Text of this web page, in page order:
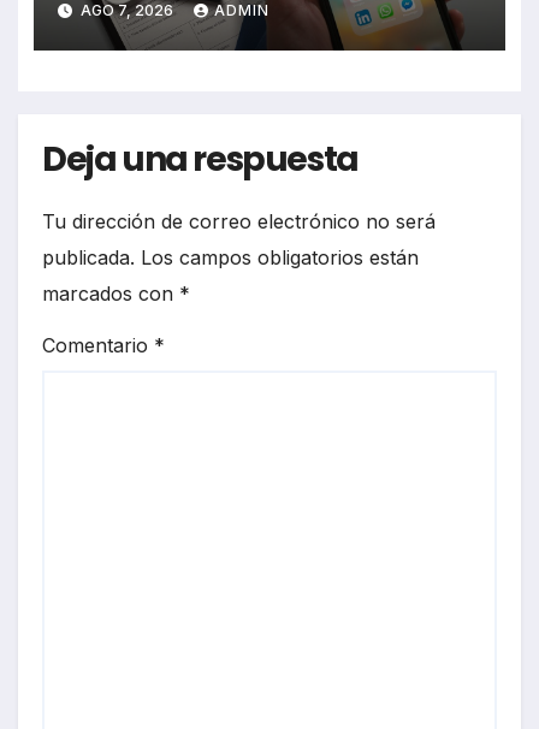
AGO 7, 2026 ADMIN
Deja una respuesta
Tu dirección de correo electrónico no será
publicada. Los campos obligatorios están
marcados con *
Comentario *